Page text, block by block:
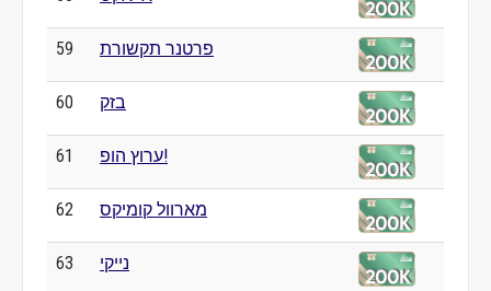
59 פרטנר תקשורת
60 בזק
61 ערוץ הופ!
62 מארוול קומיקס
63 נייקי